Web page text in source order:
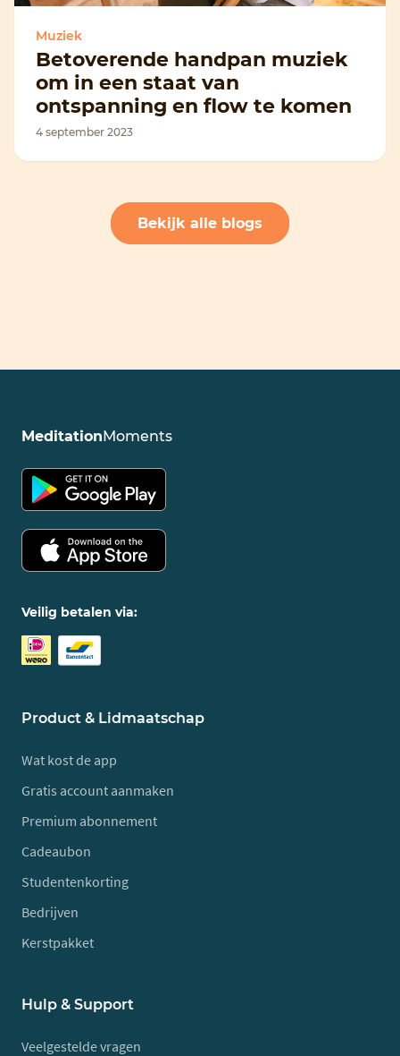
Muziek
Betoverende handpan muziek
om in een staat van
ontspanning en flow te komen
4 september 2023
Bekijk alle blogs
MeditationMoments
Veilig betalen via:
Product & Lidmaatschap
Wat kost de app
Gratis account aanmaken
Premium abonnement
Cadeaubon
Studentenkorting
Bedrijven
Kerstpakket
Hulp & Support
Veelgestelde vragen